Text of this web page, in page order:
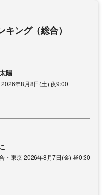
ング（総合）
陽
2026年8月8日(土) 夜9:00
・東京 2026年8月7日(金) 昼0:30